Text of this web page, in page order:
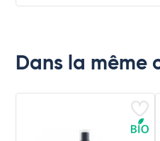
Dans la même